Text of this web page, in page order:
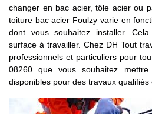
changer en bac acier, tôle acier ou
toiture bac acier Foulzy varie en
dont vous souhaitez installer.
surface à travailler. Chez DH Tout
professionnels et particuliers pour
08260 que vous souhaitez
disponibles pour des travaux qualifiés